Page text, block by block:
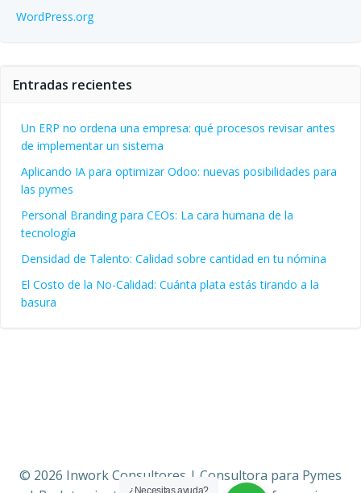
WordPress.org
Entradas recientes
Un ERP no ordena una empresa: qué procesos revisar antes
de implementar un sistema
Aplicando IA para optimizar Odoo: nuevas posibilidades para
las pymes
Personal Branding para CEOs: La cara humana de la
tecnología
Densidad de Talento: Calidad sobre cantidad en tu nómina
El Costo de la No-Calidad: Cuánta plata estás tirando a la
basura
© 2026 Inwork Consultores | Consultora para Pymes
¿Necesitas ayuda?